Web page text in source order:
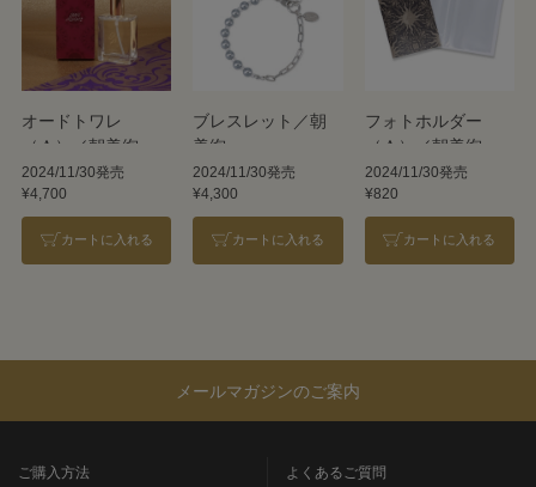
オードトワレ
（Ａ）／朝美絢
2024/11/30発売
¥4,700
カートに入れる
ブレスレット／朝
美絢
2024/11/30発売
¥4,300
カートに入れる
フォトホルダー
（Ａ）／朝美絢
2024/11/30発売
¥820
カートに入れる
メールマガジンのご案内
ご購入方法
よくあるご質問